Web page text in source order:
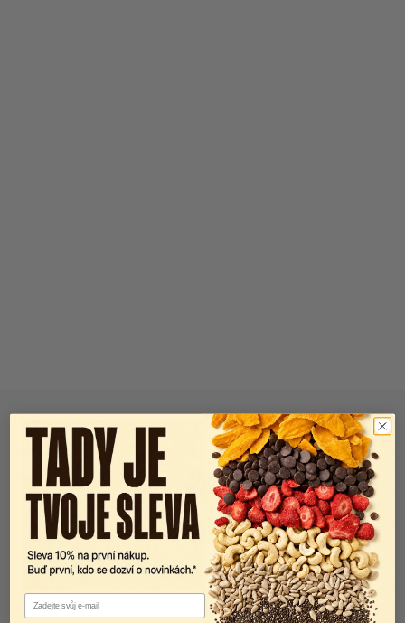
Newsletter
FITlettery do vaší schránky.
Přihlaste se k odběru
a neuteče vám ani skvělý
recept, ani sleva.
Email